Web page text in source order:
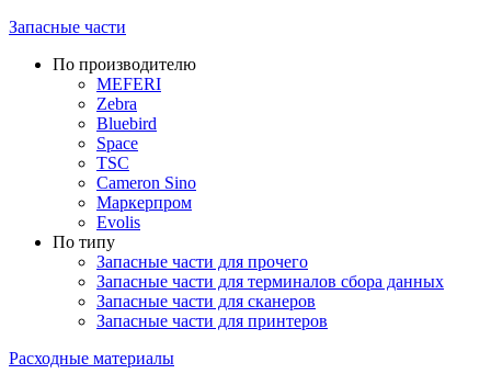
Запасные части
По производителю
MEFERI
Zebra
Bluebird
Space
TSC
Cameron Sino
Маркерпром
Evolis
По типу
Запасные части для прочего
Запасные части для терминалов сбора данных
Запасные части для сканеров
Запасные части для принтеров
Расходные материалы